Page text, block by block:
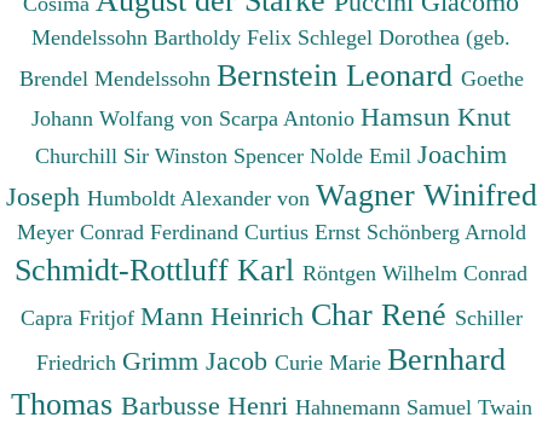
Mendelssohn Bartholdy Felix Schlegel Dorothea (geb.
Brendel Mendelssohn Bernstein Leonard Goethe
Johann Wolfang von Scarpa Antonio Hamsun Knut
Churchill Sir Winston Spencer Nolde Emil Joachim
Joseph Humboldt Alexander von Wagner Winifred
Meyer Conrad Ferdinand Curtius Ernst Schönberg Arnold
Schmidt-Rottluff Karl Röntgen Wilhelm Conrad
Capra Fritjof Mann Heinrich Char René Schiller
Friedrich Grimm Jacob Curie Marie Bernhard
Thomas Barbusse Henri Hahnemann Samuel Twain